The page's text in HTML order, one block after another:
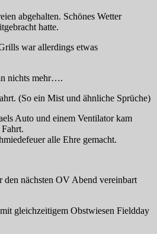
abgehalten. Schönes Wetter
hatte.
war allerdings etwas
nichts mehr….
(So ein Mist und ähnliche Sprüche)
Auto und einem Ventilator kam
alle Ehre gemacht.
nächsten OV Abend vereinbart
gleichzeitigem Obstwiesen Fieldday